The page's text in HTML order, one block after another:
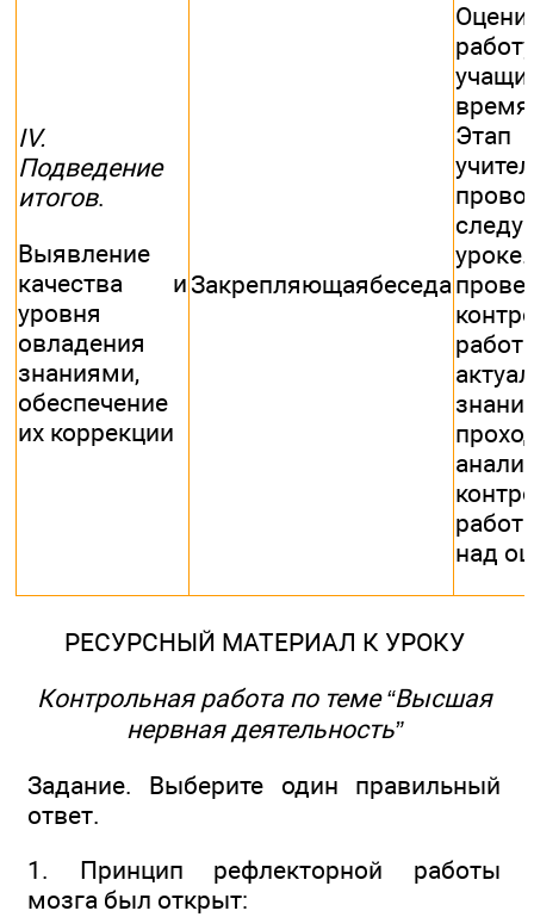
IV.
Подведение
итогов.
Выявление
качества и
уровня
овладения
знаниями,
обеспечение
их коррекции
Закрепляющаябеседа
работу
Этап
над
РЕСУРСНЫЙ МАТЕРИАЛ К УРОКУ
Контрольная работа по теме “Высшая
нервная деятельность”
Задание. Выберите один правильный
ответ.
1. Принцип рефлекторной работы
мозга был открыт: